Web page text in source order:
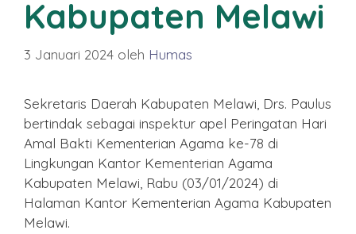
Kabupaten Melawi
3 Januari 2024 oleh Humas
Sekretaris Daerah Kabupaten Melawi, Drs. Paulus
bertindak sebagai inspektur apel Peringatan Hari
Amal Bakti Kementerian Agama ke-78 di
Lingkungan Kantor Kementerian Agama
Kabupaten Melawi, Rabu (03/01/2024) di
Halaman Kantor Kementerian Agama Kabupaten
Melawi.